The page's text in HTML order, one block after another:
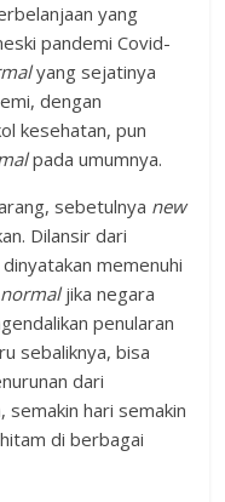
yang
pandemi Covid-
yang sejatinya
dengan
kesehatan, pun
pada umumnya.
sebetulnya new
Dilansir dari
memenuhi
jika negara
penularan
sebaliknya, bisa
dari
hari semakin
di berbagai